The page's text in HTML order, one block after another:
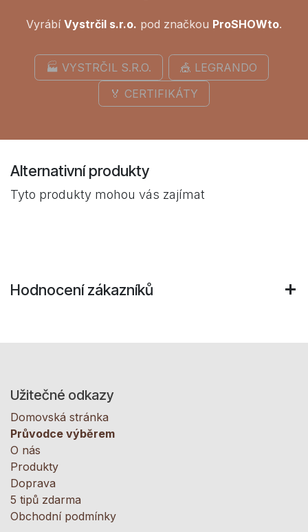
Vyrábí Vystrčil s.r.o. pod značkou ProSHOWto.
🏭 VYSTRČIL S.R.O.
🎪 LEGRANDO
🏅 CERTIFIKÁTY
Alternativní produkty
Tyto produkty mohou vás zajímat
Hodnocení zákazníků
Užitečné odkazy
Domovská stránka
Průvodce výběrem
O nás
Produkty
Doprava
5 tipů zdarma
Obchodní podmínky